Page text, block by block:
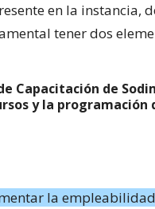
en la instancia,
tener dos
Capacitación de
y la programación
la